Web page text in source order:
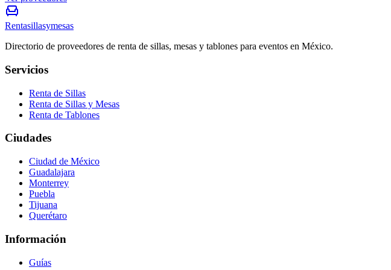
Rentasillasymesas
Directorio de proveedores de renta de sillas, mesas y tablones para eventos en México.
Servicios
Renta de Sillas
Renta de Sillas y Mesas
Renta de Tablones
Ciudades
Ciudad de México
Guadalajara
Monterrey
Puebla
Tijuana
Querétaro
Información
Guías